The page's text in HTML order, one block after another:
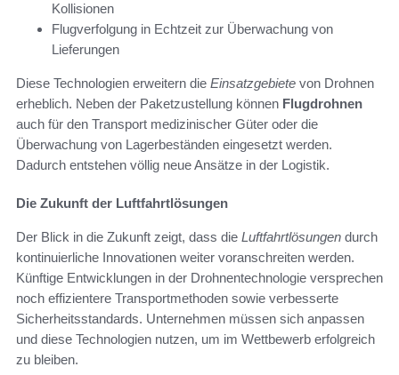
Kollisionen
Flugverfolgung in Echtzeit zur Überwachung von
Lieferungen
Diese Technologien erweitern die Einsatzgebiete von Drohnen
erheblich. Neben der Paketzustellung können Flugdrohnen
auch für den Transport medizinischer Güter oder die
Überwachung von Lagerbeständen eingesetzt werden.
Dadurch entstehen völlig neue Ansätze in der Logistik.
Die Zukunft der Luftfahrtlösungen
Der Blick in die Zukunft zeigt, dass die Luftfahrtlösungen durch
kontinuierliche Innovationen weiter voranschreiten werden.
Künftige Entwicklungen in der Drohnentechnologie versprechen
noch effizientere Transportmethoden sowie verbesserte
Sicherheitsstandards. Unternehmen müssen sich anpassen
und diese Technologien nutzen, um im Wettbewerb erfolgreich
zu bleiben.